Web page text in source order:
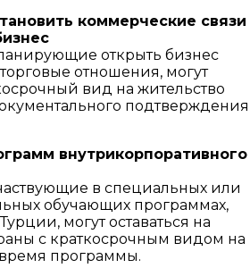
коммерческие связи
открыть бизнес
отношения, могут
вид на жительство
подтверждения
внутрикорпоративного
в специальных или
обучающих программах,
могут оставаться на
с краткосрочным видом на
программы.